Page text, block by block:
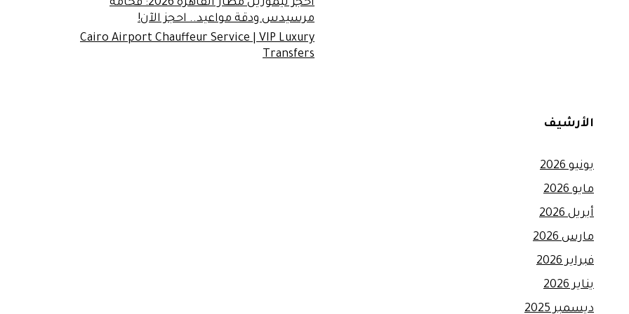
احجز ليموزين مطار القاهرة 2026: فخامة
مرسيدس ودقة مواعيد.. احجز الآن!
Cairo Airport Chauffeur Service | VIP Luxury
Transfers
الأرشيف
يونيو 2026
مايو 2026
أبريل 2026
مارس 2026
فبراير 2026
يناير 2026
ديسمبر 2025